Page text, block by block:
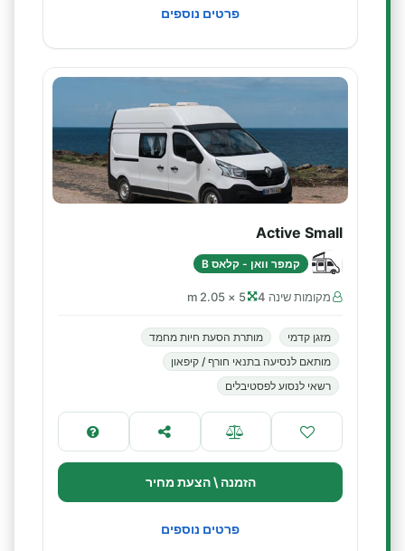
פרטים נוספים
Active Small
קמפר וואן - קלאס B
מקומות שינה 4 5 × 2.05 m
מזגן קדמי
מותרת הסעת חיות מחמד
מותאם לנסיעה בתנאי חורף / קיפאון
רשאי לנסוע לפסטיבלים
הזמנה \ הצעת מחיר
פרטים נוספים